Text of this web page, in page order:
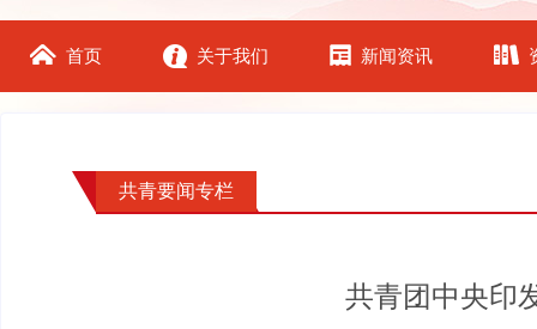
首页 关于我们 新闻资讯
共青要闻专栏
共青团中央印